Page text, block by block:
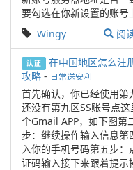
要勾选在你新设置的账号
阅
Wingy
认证
在中国地区怎么注
攻略 - 日常送安利
首先确认，你已经使用第
还没有第九区SS账号点
个Gmail APP，如下图第
步：继续操作输入信息
入你的手机号码第五步
证码输入接下来跟着提